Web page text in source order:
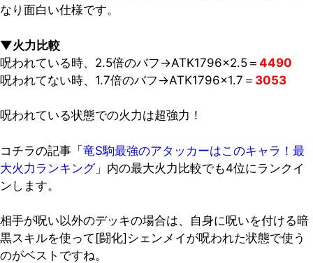
なり面白い仕様です。
▼火力比較
呪われている時、2.5倍のバフ→ATK1796×2.5＝ 4490
呪われてない時、1.7倍のバフ→ATK1796×1.7＝ 3053
呪われている状態での火力は超強力！
コチラの記事「竜S駒最強のアタッカーはこのキャラ！最
大火力ランキング」内の最大火力比較でも4位にランクイ
ンします。
相手が呪い以外のデッキの場合は、自身に呪いを付ける暗
黒スキルを使って[闘化]シェンメイが呪われた状態で使う
のがベストですね。